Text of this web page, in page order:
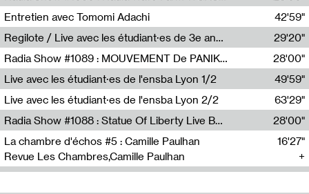
Wave Farm
Entretien avec Tomomi Adachi
Tomomi Adachi,Loraine Baud
42'59"
Regilote / Live avec les étudiant·es de 3e année de l'EMA
Nima Henryon,Athéna Noël,Amir Genillon,Ibourayane Ahmadi,Manelle Cherrih,Honorine Gibello,John Weeber,Manon Joseph
29'20"
Radia Show #1089 : MOUVEMENT De PANIK (Radio Panik)
Radio Panik
28'00"
Live avec les étudiant·es de l'ensba Lyon 1/2
49'59"
Live avec les étudiant·es de l'ensba Lyon 2/2
63'29"
Radia Show #1088 : Statue Of Liberty Live By Ed Baxter (Resonance)
Resonance
28'00"
La chambre d'échos #5 : Camille Paulhan
Revue Les Chambres,Camille Paulhan
16'27"